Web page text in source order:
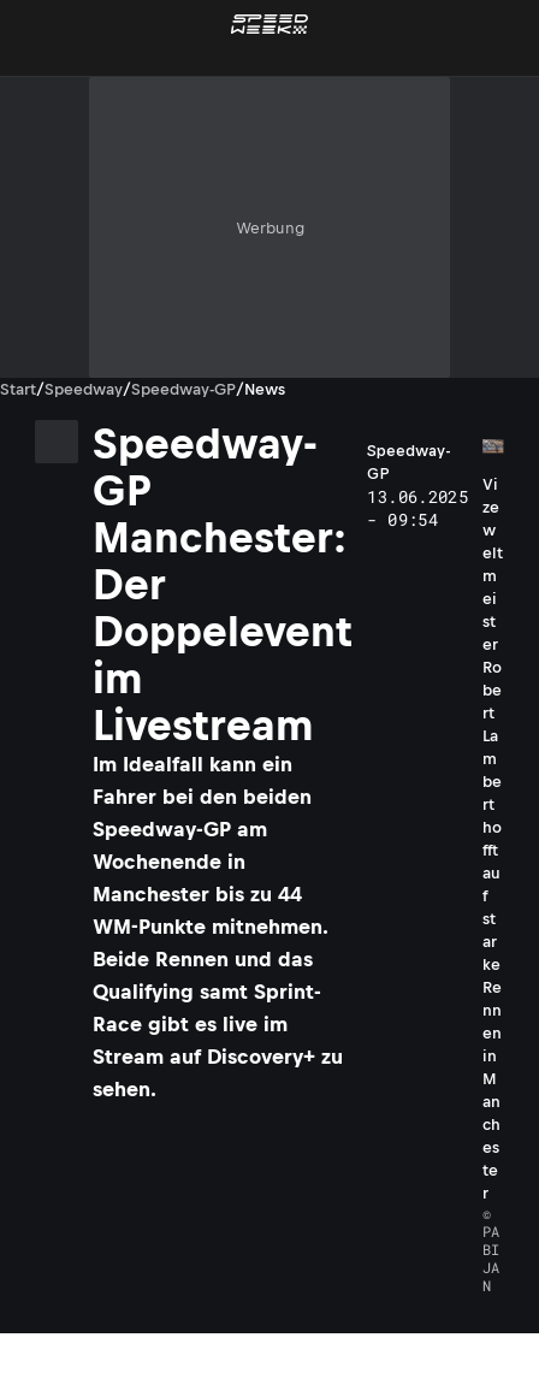
Werbung
Start/Speedway/Speedway-GP/News
Speedway-
GP
Manchester:
Der
Doppelevent
im
Livestream
Im Idealfall kann ein
Fahrer bei den beiden
Speedway-GP am
Wochenende in
Manchester bis zu 44
WM-Punkte mitnehmen.
Beide Rennen und das
Qualifying samt Sprint-
Race gibt es live im
Stream auf Discovery+ zu
sehen.
Speedway-
GP
13.06.2025
- 09:54
Vi
ze
w
elt
m
ei
st
er
Ro
be
rt
La
m
be
rt
ho
fft
au
f
st
ar
ke
Re
nn
en
in
M
an
ch
es
te
r
©
PA
BI
JA
N